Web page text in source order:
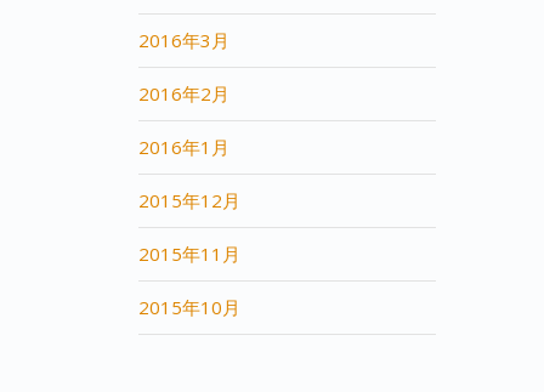
2016年3月
2016年2月
2016年1月
2015年12月
2015年11月
2015年10月